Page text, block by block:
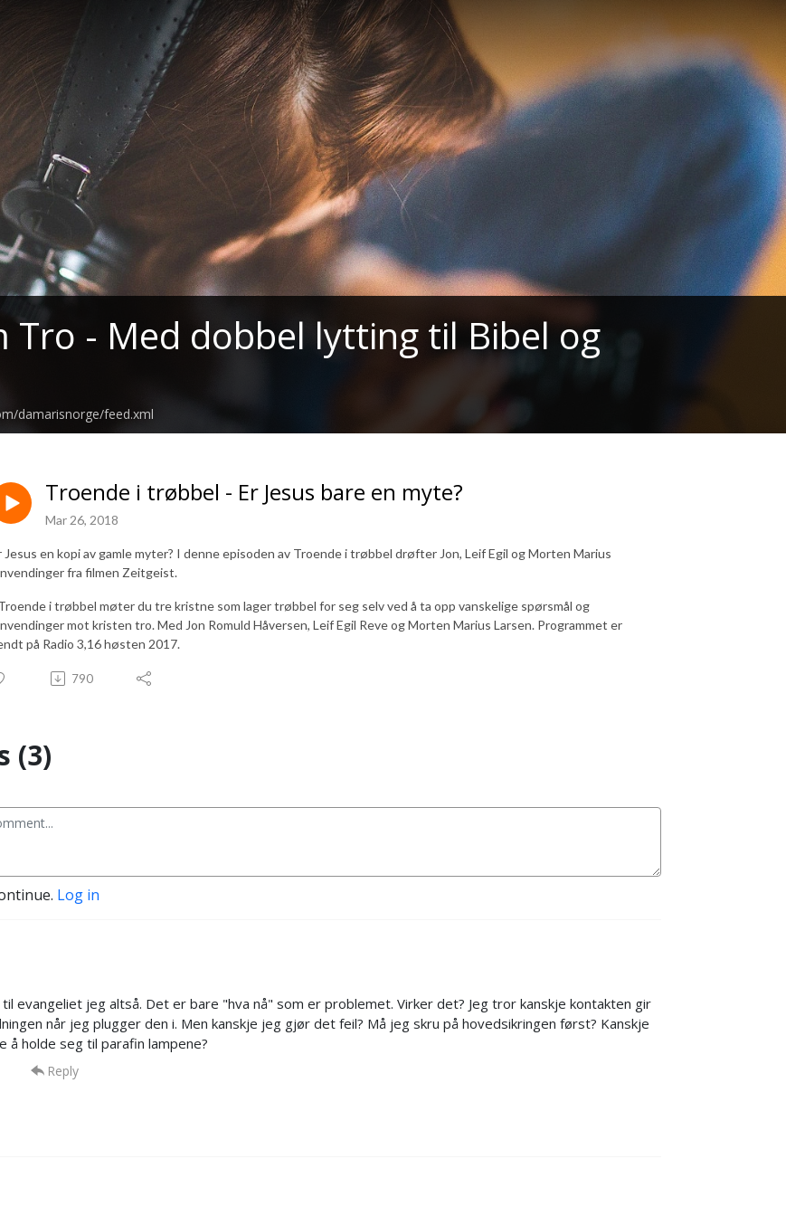
Tro - Med dobbel lytting til Bibel og
damarisnorge/feed.xml
Troende i trøbbel - Er Jesus bare en myte?
Mar 26, 2018
Jesus en kopi av gamle myter? I denne episoden av Troende i trøbbel drøfter Jon, Leif Egil og Morten Marius
fra filmen Zeitgeist.
i trøbbel møter du tre kristne som lager trøbbel for seg selv ved å ta opp vanskelige spørsmål og
mot kristen tro. Med Jon Romuld Håversen, Leif Egil Reve og Morten Marius Larsen. Programmet er
på Radio 3,16 høsten 2017.
790
(3)
Log in
evangeliet jeg altså. Det er bare "hva nå" som er problemet. Virker det? Jeg tror kanskje kontakten gir
når jeg plugger den i. Men kanskje jeg gjør det feil? Må jeg skru på hovedsikringen først? Kanskje
å holde seg til parafin lampene?
Reply